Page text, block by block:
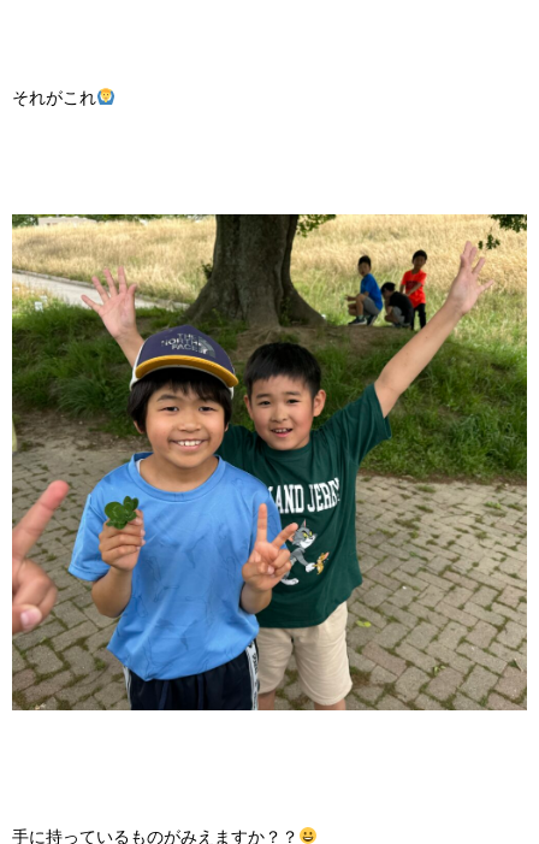
それがこれ
手に持っているものがみえますか？？